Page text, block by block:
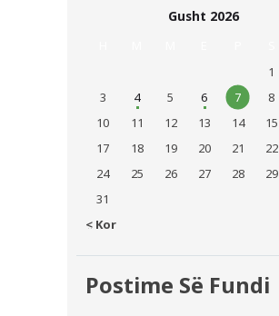
Gusht 2026
« Kor
1
3
4 5 6 7 8
10
11 12 13 14 15
17
18 19 20 21 22
24
25 26 27 28 29
31
Postime Së Fundi